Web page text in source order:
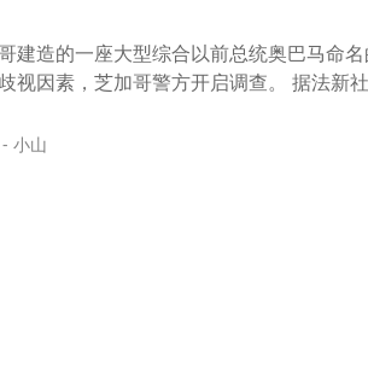
建造的一座大型综合以前总统奥巴马命
视因素，芝加哥警方开启调查。 据法新
- 小山